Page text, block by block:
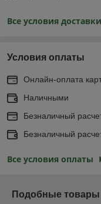
Все условия доставки
Условия оплаты
Онлайн-оплата
Наличными
Безналичный
Безналичный
Все условия оплаты
Подобные товары